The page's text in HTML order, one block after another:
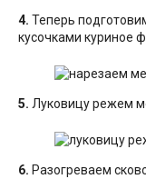
4. Теперь
кусочками куриное
5. Луковицу режем
6. Разогреваем